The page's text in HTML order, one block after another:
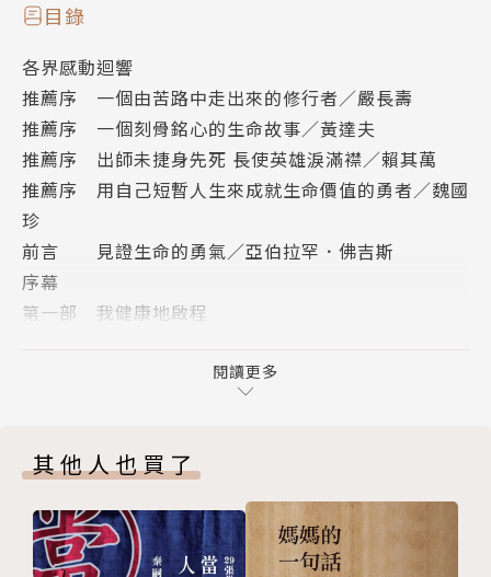
決定要把時間花在當神經外科醫師，可是兩個月後，你
不那麼想了。再過兩個月，你也許想去學吹薩克斯風，
或想全心服事教會。死亡是個單一事件，可是身罹絕症
地活下去，卻是個歷程。｣――保羅．卡拉尼提
即將攀上充滿希望的人生巔峰，死亡的陰影卻突然橫亙
身前，一位三十七歲的天才神經外科醫師勇敢直視死
亡，在所剩時間不多的急迫中，奮力一探生命的最根本
價值。
二○一四年，三十六歲的卡拉尼提準備完成十年之久的
自己的研究室。他的人生正邁向生命的高峰，卻被診斷
出患有第四期肺癌。前一天他是醫生，還在治療瀕死的
病人，第二天他變成病人，掙扎求生。他跟妻子原先設
想的未來，就此完全蒸發。
目錄
各界感動迴響
推薦序 一個由苦路中走出來的修行者／嚴長壽
推薦序 一個刻骨銘心的生命故事／黃達夫
推薦序 出師未捷身先死 長使英雄淚滿襟／賴其萬
推薦序 用自己短暫人生來成就生命價值的勇者／魏國
珍
前言 見證生命的勇氣／亞伯拉罕．佛吉斯
序幕
第一部 我健康地啟程
閱讀更多
其他人也買了